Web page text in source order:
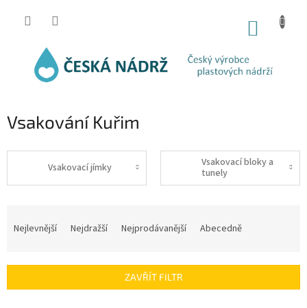
Vsakování Kuřim
Vsakovací jímky
Vsakovací bloky a
tunely
í
Nejlevnější Nejdražší Nejprodávanější Abecedně
ZAVŘÍT FILTR